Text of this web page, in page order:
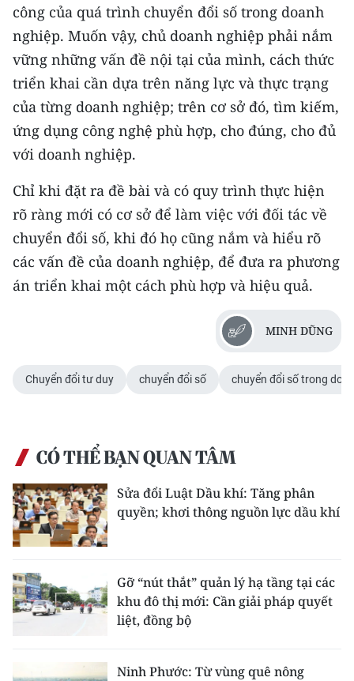
công của quá trình chuyển đổi số trong doanh
nghiệp. Muốn vậy, chủ doanh nghiệp phải nắm
vững những vấn đề nội tại của mình, cách thức
triển khai cần dựa trên năng lực và thực trạng
của từng doanh nghiệp; trên cơ sở đó, tìm kiếm,
ứng dụng công nghệ phù hợp, cho đúng, cho đủ
với doanh nghiệp.
Chỉ khi đặt ra đề bài và có quy trình thực hiện
rõ ràng mới có cơ sở để làm việc với đối tác về
chuyển đổi số, khi đó họ cũng nắm và hiểu rõ
các vấn đề của doanh nghiệp, để đưa ra phương
án triển khai một cách phù hợp và hiệu quả.
MINH DŨNG
Chuyển đổi tư duy chuyển đổi số chuyển đổi số trong
CÓ THỂ BẠN QUAN TÂM
Sửa đổi Luật Dầu khí: Tăng phân
quyền; khơi thông nguồn lực dầu khí
Gỡ “nút thắt” quản lý hạ tầng tại các
khu đô thị mới: Cần giải pháp quyết
liệt, đồng bộ
Ninh Phước: Từ vùng quê nông